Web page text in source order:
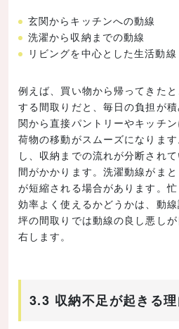
玄関からキッチンへの動線
洗濯から収納までの動線
リビングを中心とした生活動線
例えば、買い物から帰ってきた
する間取りだと、毎日の負担が
関から直接パントリーやキッチン
荷物の移動がスムーズになりま
し、収納までの流れが分断され
間がかかります。洗濯動線がま
が短縮される場合があります。
効率よく使えるかどうかは、動
坪の間取りでは動線の良し悪し
右します。
3.3 収納不足が起きる